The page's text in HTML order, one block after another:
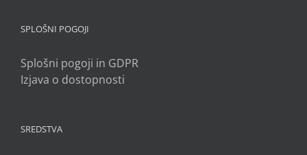
SPLOŠNI POGOJI
Splošni pogoji in GDPR
Izjava o dostopnosti
SREDSTVA